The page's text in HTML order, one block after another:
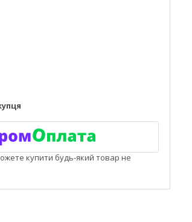
купити будь-який товар не